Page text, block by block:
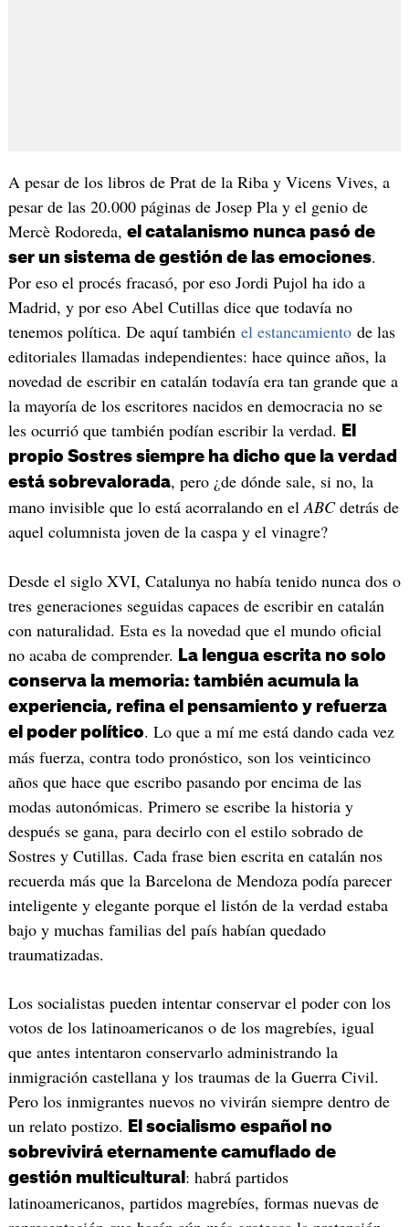
A pesar de los libros de Prat de la Riba y Vicens Vives, a
pesar de las 20.000 páginas de Josep Pla y el genio de
Mercè Rodoreda, el catalanismo nunca pasó de
ser un sistema de gestión de las emociones.
Por eso el procés fracasó, por eso Jordi Pujol ha ido a
Madrid, y por eso Abel Cutillas dice que todavía no
tenemos política. De aquí también el estancamientode las
editoriales llamadas independientes: hace quince años, la
novedad de escribir en catalán todavía era tan grande que a
la mayoría de los escritores nacidos en democracia no se
les ocurrió que también podían escribir la verdad.
El
propio Sostres siempre ha dicho que la verdad
está sobrevalorada, pero ¿de dónde sale, si no, la
mano invisible que lo está acorralando en elABCdetrás de
aquel columnista joven de la caspa y el vinagre?
Desde el siglo XVI, Catalunya no había tenido nunca dos o
tres generaciones seguidas capaces de escribir en catalán
con naturalidad. Esta es la novedad que el mundo oficial
no acaba de comprender.
La lengua escrita no solo
conserva la memoria: también acumula la
experiencia, refina el pensamiento y refuerza
el poder político. Lo que a mí me está dando cada vez
más fuerza, contra todo pronóstico, son los veinticinco
años que hace que escribo pasando por encima de las
modas autonómicas. Primero se escribe la historia y
después se gana, para decirlo con el estilo sobrado de
Sostres y Cutillas. Cada frase bien escrita en catalán nos
recuerda más que la Barcelona de Mendoza podía parecer
inteligente y elegante porque el listón de la verdad estaba
bajo y muchas familias del país habían quedado
traumatizadas.
Los socialistas pueden intentar conservar el poder con los
votos de los latinoamericanos o de los magrebíes, igual
que antes intentaron conservarlo administrando la
inmigración castellana y los traumas de la Guerra Civil.
Pero los inmigrantes nuevos no vivirán siempre dentro de
un relato postizo.
El socialismo español no
sobrevivirá eternamente camuflado de
gestión multicultural : habrá partidos
latinoamericanos, partidos magrebíes, formas nuevas de